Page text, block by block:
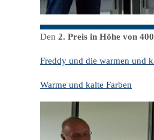
Den 2. Preis in Höhe von
Freddy und die warmen und
Warme und kalte Farben